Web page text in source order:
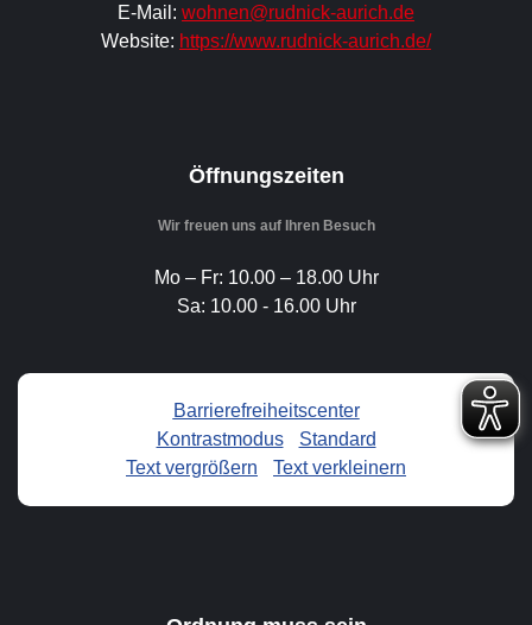
E-Mail: wohnen@rudnick-aurich.de
Website: https://www.rudnick-aurich.de/
Öffnungszeiten
Wir freuen uns auf Ihren Besuch
Mo – Fr: 10.00 – 18.00 Uhr
Sa: 10.00 - 16.00 Uhr
Barrierefreiheitscenter
Kontrastmodus- Standard
Text vergrößern
Text verkleinern